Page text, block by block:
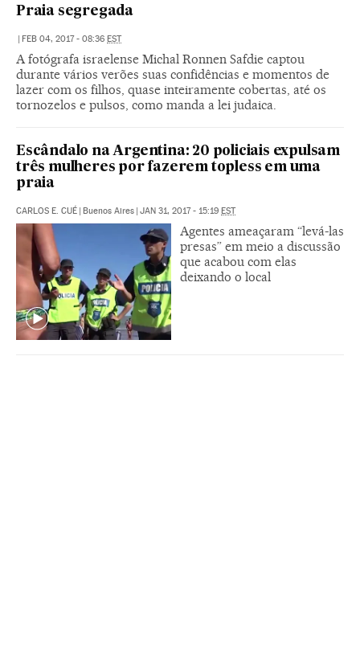
Praia segregada
| FEB 04, 2017 - 08:36 EST
A fotógrafa israelense Michal Ronnen Safdie captou
durante vários verões suas confidências e momentos de
lazer com os filhos, quase inteiramente cobertas, até os
tornozelos e pulsos, como manda a lei judaica.
Escândalo na Argentina: 20 policiais expulsam
três mulheres por fazerem topless em uma
praia
CARLOS E. CUÉ | Buenos Aires | JAN 31, 2017 - 15:19 EST
Agentes ameaçaram “levá-las
presas” em meio a discussão
que acabou com elas
deixando o local